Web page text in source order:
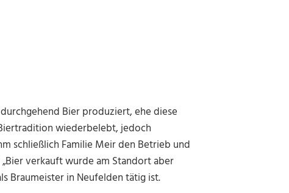
Bier produziert, ehe diese
wiederbelebt, jedoch
schließlich Familie Meir den Betrieb und
verkauft wurde am Standort aber
Braumeister in Neufelden tätig ist.